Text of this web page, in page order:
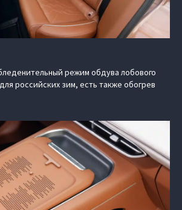
режим обдува лобового
российских зим, есть также обогрев